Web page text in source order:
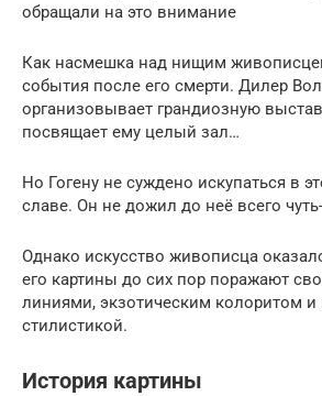
обращали на это внимание
Как насмешка над нищим
события после его смерти. Дилер
организовывает грандиозную
посвящает ему целый зал…
Но Гогену не суждено искупаться в
славе. Он не дожил до неё всего
Однако искусство живописца
его картины до сих пор поражают
линиями, экзотическим колоритом
стилистикой.
История картины